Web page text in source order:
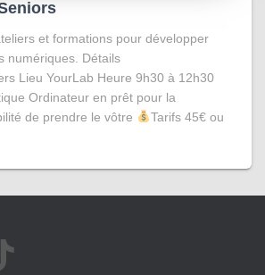
et formations pour développer
numériques. Détails
Lieu YourLab Heure 9h30 à 12h30
Ordinateur en prêt pour la
de prendre le vôtre
Tarifs 45€ ou
LINKEDIN